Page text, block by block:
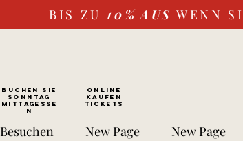
BIS ZU 10% AUS WENN
BUCHEN SIE
SONNTAG
Mittagesse
n
ONLINE
kaufen
Tickets
Besuchen New Page New Page